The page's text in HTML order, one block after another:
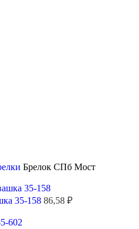
Брелок СПб Мост
35-158 86,58 ₽